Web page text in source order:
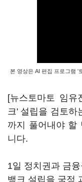
본 영상은 AI 편집 프로그램 '
[뉴스토마토 임
크' 설립을 검토하
까지 풀어내야 할
니다.
1일 정치권과 금
뱅크 설립을 국정